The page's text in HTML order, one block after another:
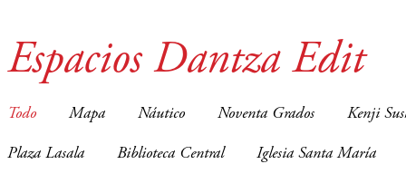
Espacios Dantza Edit
Todo Mapa Náutico Noventa Grados Kenji
Plaza Lasala Biblioteca Central Iglesia Santa María